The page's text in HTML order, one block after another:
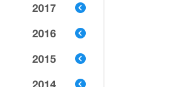
2017
2016
2015